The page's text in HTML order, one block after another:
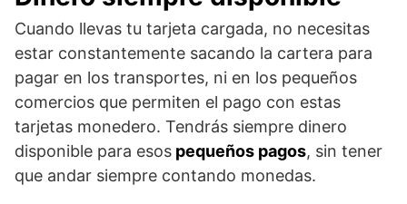
Cuando llevas tu tarjeta cargada, no necesitas
estar constantemente sacando la cartera para
pagar en los transportes, ni en los pequeños
comercios que permiten el pago con estas
tarjetas monedero. Tendrás siempre dinero
disponible para esos pequeños pagos, sin tener
que andar siempre contando monedas.